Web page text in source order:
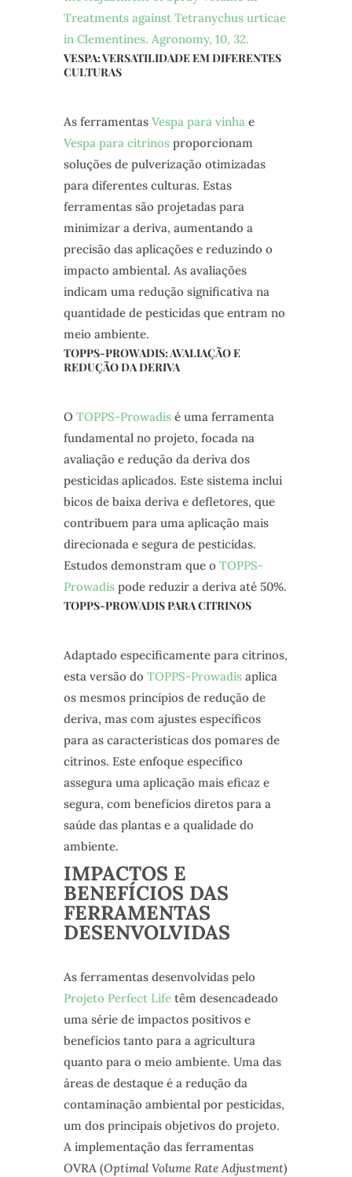
Treatments against Tetranychus urticae
in Clementines. Agronomy, 10, 32.
VESPA: VERSATILIDADE EM DIFERENTES
CULTURAS
As ferramentas Vespa para vinhae
Vespa para citrinosproporcionam
soluções de pulverização otimizadas
para diferentes culturas. Estas
ferramentas são projetadas para
minimizar a deriva, aumentando a
precisão das aplicações e reduzindo o
impacto ambiental. As avaliações
indicam uma redução significativa na
quantidade de pesticidas que entram no
meio ambiente.
TOPPS-PROWADIS: AVALIAÇÃO E
REDUÇÃO DA DERIVA
O TOPPS-Prowadisé uma ferramenta
fundamental no projeto, focada na
avaliação e redução da deriva dos
pesticidas aplicados. Este sistema inclui
bicos de baixa deriva e defletores, que
contribuem para uma aplicação mais
direcionada e segura de pesticidas.
Estudos demonstram que o TOPPS-
Prowadispode reduzir a deriva até 50%.
TOPPS-PROWADIS PARA CITRINOS
Adaptado especificamente para citrinos,
esta versão do TOPPS-Prowadisaplica
os mesmos princípios de redução de
deriva, mas com ajustes específicos
para as características dos pomares de
citrinos. Este enfoque específico
assegura uma aplicação mais eficaz e
segura, com benefícios diretos para a
saúde das plantas e a qualidade do
ambiente.
IMPACTOS E
BENEFÍCIOS DAS
FERRAMENTAS
DESENVOLVIDAS
As ferramentas desenvolvidas pelo
Projeto Perfect Lifetêm desencadeado
uma série de impactos positivos e
benefícios tanto para a agricultura
quanto para o meio ambiente. Uma das
áreas de destaque é a redução da
contaminação ambiental por pesticidas,
um dos principais objetivos do projeto.
A implementação das ferramentas
OVRA (Optimal Volume Rate Adjustment)